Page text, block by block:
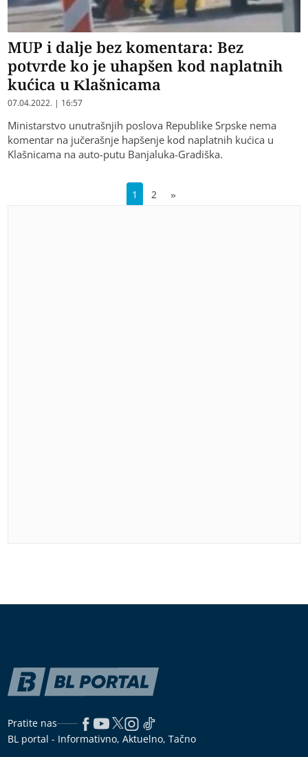
MUP i dalje bez komentara: Bez
potvrde ko je uhapšen kod naplatnih
kućica u Klašnicama
07.04.2022. | 16:57
Ministarstvo unutrašnjih poslova Republike Srpske nema
komentar na jučerašnje hapšenje kod naplatnih kućica u
Klašnicama na auto-putu Banjaluka-Gradiška.
1 2 »
Pratite nas
BL portal - Informativno, Aktuelno, Tačno